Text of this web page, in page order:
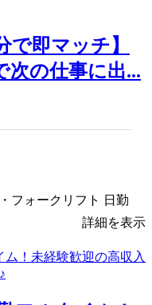
で即マッチ】
次の仕事に出...
フォークリフト 日勤
詳細を表示